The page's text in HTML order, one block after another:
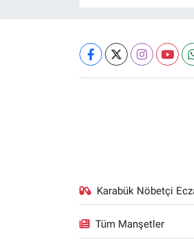
Karabük Nöbetçi
Tüm Manşetler